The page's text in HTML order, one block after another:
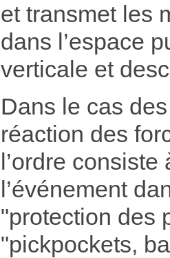
et transmet les
dans l’espace
verticale et
Dans le cas
réaction des
l’ordre
l’événement
"protection des
"pickpockets,